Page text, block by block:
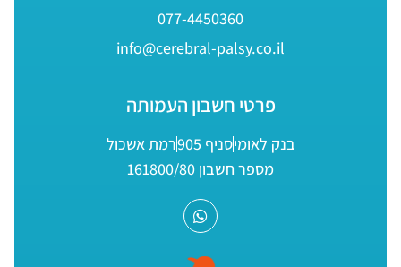
077-4450360
info@cerebral-palsy.co.il
פרטי חשבון העמותה
בנק לאומיסניף 905
רמת אשכול
מספר חשבון 161800/80